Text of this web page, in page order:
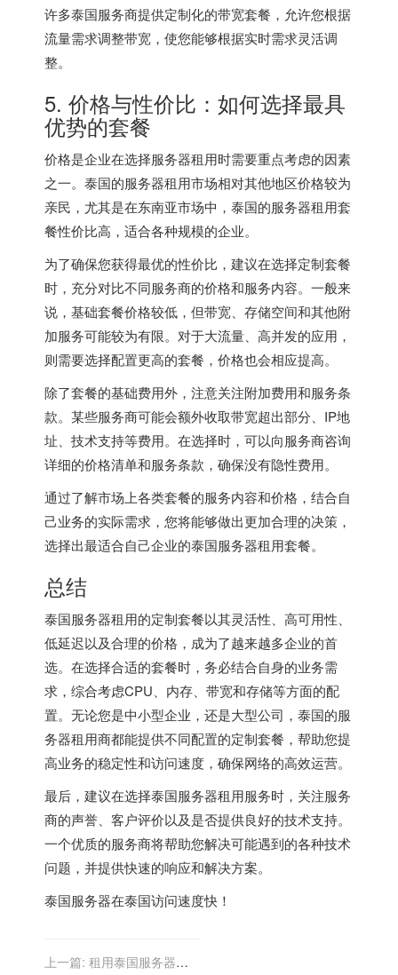
许多泰国服务商提供定制化的带宽套餐，允许您根据
流量需求调整带宽，使您能够根据实时需求灵活调
整。
5. 价格与性价比：如何选择最具
优势的套餐
价格是企业在选择服务器租用时需要重点考虑的因素
之一。泰国的服务器租用市场相对其他地区价格较为
亲民，尤其是在东南亚市场中，泰国的服务器租用套
餐性价比高，适合各种规模的企业。
为了确保您获得最优的性价比，建议在选择定制套餐
时，充分对比不同服务商的价格和服务内容。一般来
说，基础套餐价格较低，但带宽、存储空间和其他附
加服务可能较为有限。对于大流量、高并发的应用，
则需要选择配置更高的套餐，价格也会相应提高。
除了套餐的基础费用外，注意关注附加费用和服务条
款。某些服务商可能会额外收取带宽超出部分、IP地
址、技术支持等费用。在选择时，可以向服务商咨询
详细的价格清单和服务条款，确保没有隐性费用。
通过了解市场上各类套餐的服务内容和价格，结合自
己业务的实际需求，您将能够做出更加合理的决策，
选择出最适合自己企业的泰国服务器租用套餐。
总结
泰国服务器租用的定制套餐以其灵活性、高可用性、
低延迟以及合理的价格，成为了越来越多企业的首
选。在选择合适的套餐时，务必结合自身的业务需
求，综合考虑CPU、内存、带宽和存储等方面的配
置。无论您是中小型企业，还是大型公司，泰国的服
务器租用商都能提供不同配置的定制套餐，帮助您提
高业务的稳定性和访问速度，确保网络的高效运营。
最后，建议在选择泰国服务器租用服务时，关注服务
商的声誉、客户评价以及是否提供良好的技术支持。
一个优质的服务商将帮助您解决可能遇到的各种技术
问题，并提供快速的响应和解决方案。
泰国服务器在泰国访问速度快！
上一篇: 租用泰国服务器：